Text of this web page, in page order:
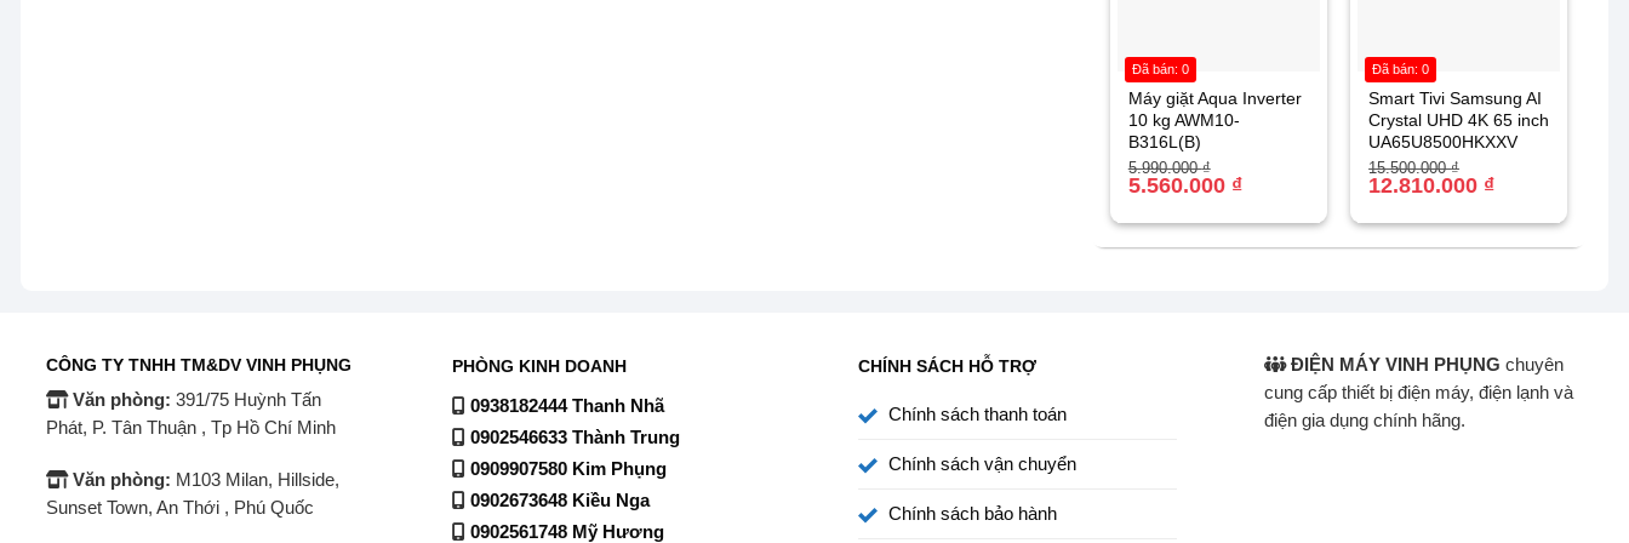
Máy giặt Aqua Inverter
10 kg AWM10-
B316L(B)
5.990.000₫
Giá
gốc
5.560.000 ₫
Giá
hiện
5.560.000 ₫.
Đã bán: 0
Smart Tivi Samsung AI
Crystal UHD 4K 65 inch
UA65U8500HKXXV
15.500.000₫
Giá
gốc
12.810.000 ₫
Giá
hiện
12.810.000 ₫.
Đã bán: 0
CÔNG TY TNHH TM&DV VINH PHỤNG
Văn phòng: 391/75 Huỳnh Tấn
Phát, P. Tân Thuận , Tp Hồ Chí Minh
Văn phòng: M103 Milan, Hillside,
Sunset Town, An Thới , Phú Quốc
PHÒNG KINH DOANH
0938182444 Thanh Nhã
0902546633 Thành Trung
0909907580 Kim Phụng
0902673648 Kiều Nga
0902561748 Mỹ Hương
CHÍNH SÁCH HỖ TRỢ
Chính sách thanh toán
Chính sách vận chuyển
Chính sách bảo hành
ĐIỆN MÁY VINH PHỤNG chuyên
cung cấp thiết bị điện máy, điện lạnh và
điện gia dụng chính hãng.